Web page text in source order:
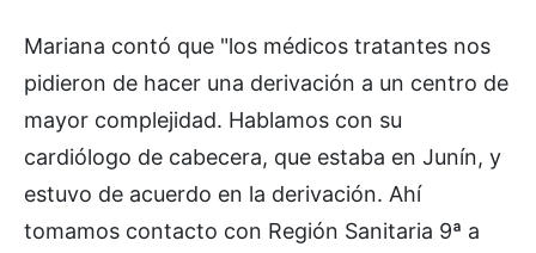
Mariana contó que "los médicos tratantes nos
pidieron de hacer una derivación a un centro de
mayor complejidad. Hablamos con su
cardiólogo de cabecera, que estaba en Junín, y
estuvo de acuerdo en la derivación. Ahí
tomamos contacto con Región Sanitaria 9ª a